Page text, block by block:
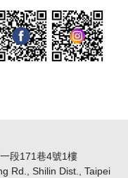
段171巷4號1樓
Rd., Shilin Dist., Taipei